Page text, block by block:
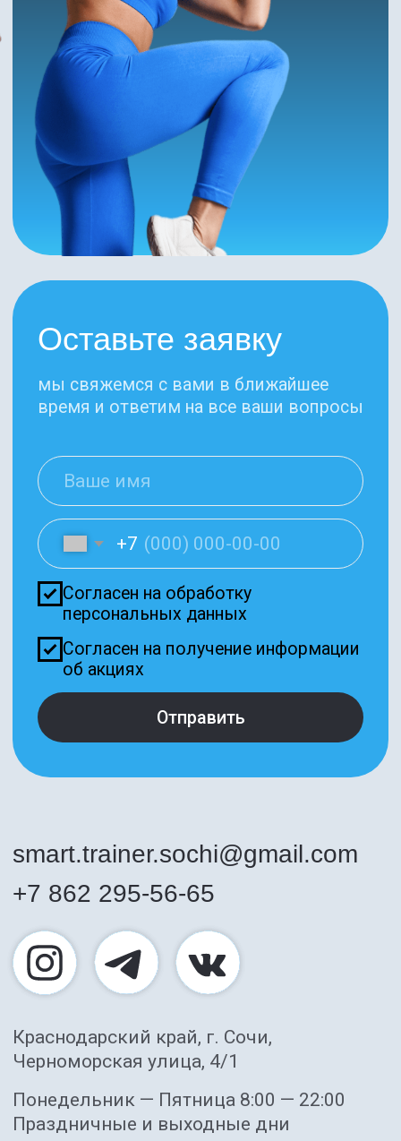
Отправить
Договор возмездного оказания услуг
Политика Оператора в отношении обработки
персональных данных
Оферта
Документы
developed by nm team
по статье 282.2 УК РФ.
обновление, носят информационный характер и ни при каких
условиях не являются публичной офертой, определяемой
положениями Статьи 437 ГК РФ.
Понедельник — Пятница 8:00 — 22:00
Праздничные и выходные дни
10:00 — 20:00
+7 862 295-56-65
smart.trainer.sochi@gmail.com
Черноморская улица, 4/1